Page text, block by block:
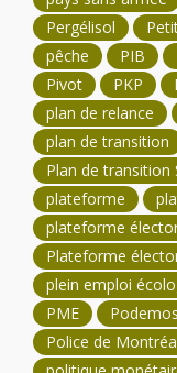
Pergélisol
pêche
PIB
Pivot
PKP
plan de relance
plan de transition
Plan de transition
plateforme
plateforme
Plateforme
plein emploi
PME
Podemos
Police de